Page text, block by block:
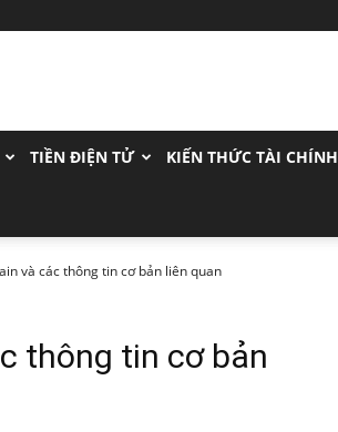
TIỀN ĐIỆN TỬ KIẾN THỨC TÀI CHÍNH
và các thông tin cơ bản liên quan
thông tin cơ bản